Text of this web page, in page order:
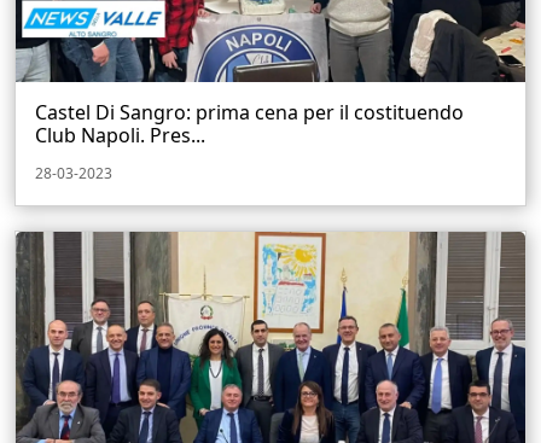
Castel Di Sangro: prima cena per il costituendo
Club Napoli. Pres...
28-03-2023